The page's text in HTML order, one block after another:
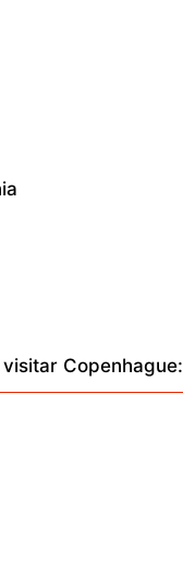
Copenhague: